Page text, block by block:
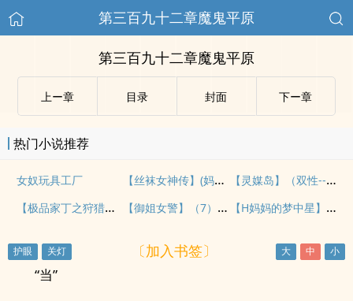
第三百九十二章魔鬼平原
第三百九十二章魔鬼平原
上ー章 目录 封面 下ー章
热门小说推荐
女奴玩具工厂 【丝袜女神传】(妈妈篇外)
【灵媒岛】（双性--30-31）
【极品家丁之狩猎母女】（1）
【御姐女警】（7）换脸 【H妈妈的梦中星】（续写9-12章）作者：BBOY
〔加入书签〕
“当”